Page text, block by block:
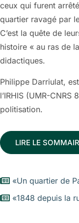
ceux qui furent
quartier ravagé par
C’est la quête de
histoire « au ras de
didactiques.
Philippe Darriulat,
l’IRHIS (UMR-
politisation.
LIRE LE
«Un quartier de
«1848 depuis la